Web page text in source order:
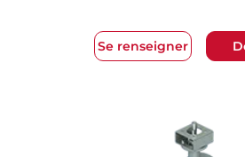
Se renseigner